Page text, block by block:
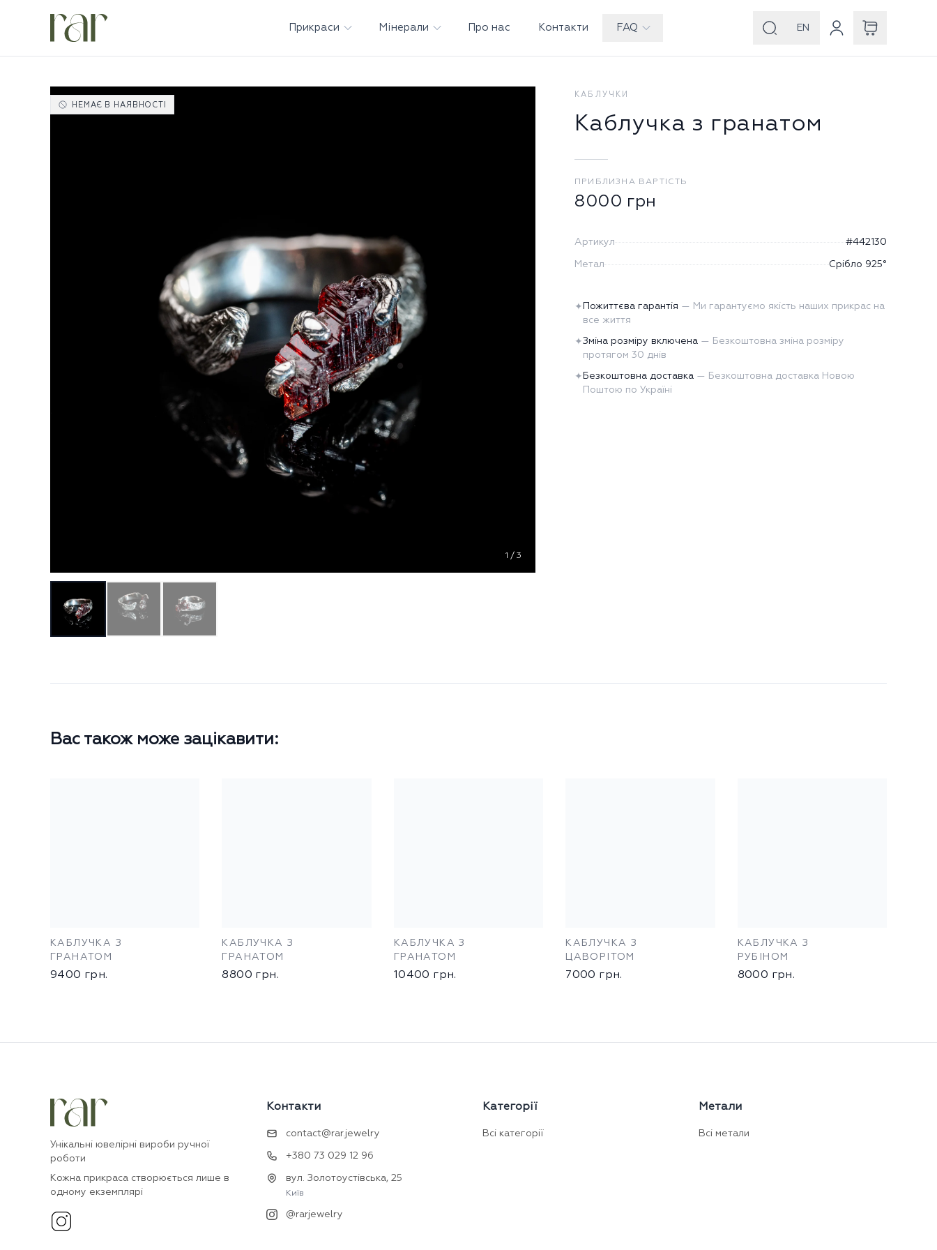
Прикраси Мінерали Про нас Контакти FAQ EN
НЕМАЄ В НАЯВНОСТІ
1 / 3
КАБЛУЧКИ
Каблучка з гранатом
ПРИБЛИЗНА ВАРТІСТЬ
8000 грн
Артикул #442130
Метал Срібло 925°
✦ Пожиттєва гарантія — Ми гарантуємо якість наших прикрас на
все життя
✦Зміна розміру включена — Безкоштовна зміна розміру
протягом 30 днів
✦ Безкоштовна доставка — Безкоштовна доставка Новою
Поштою по Україні
Вас також може зацікавити:
КАБЛУЧКА З
ГРАНАТОМ
9400 грн.
КАБЛУЧКА З
ГРАНАТОМ
8800 грн.
КАБЛУЧКА З
ГРАНАТОМ
10400 грн.
КАБЛУЧКА З
ЦАВОРІТОМ
7000 грн.
КАБЛУЧКА З
РУБІНОМ
8000 грн.
Унікальні ювелірні вироби ручної
роботи
Кожна прикраса створюється лише в
одному екземплярі
Контакти
contact@rar.jewelry
+380 73 029 12 96
вул. Золотоустівська, 25
Київ
@rarjewelry
Категорії
Всі категорії
Метали
Всі метали